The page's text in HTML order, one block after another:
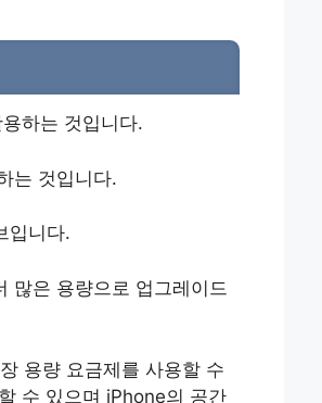
하는 것입니다.
는 것입니다.
입니다.
많은 용량으로 업그레이드
용량 요금제를 사용할 수
수 있으며 iPhone의 공간